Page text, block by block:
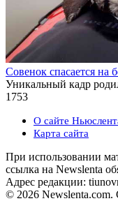
Совенок спасается на
Уникальный кадр
1 753
О сайте
Карта сайта
При использовании
ссылка на Newslenta
Адрес редакции:
© 2026